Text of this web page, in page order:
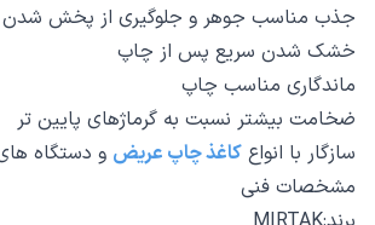
جذب مناسب جوهر و جلوگیری از پخش
خشک شدن سریع پس از چاپ
ماندگاری مناسب چاپ
ضخامت بیشتر نسبت به گرماژهای پایین تر
سازگار با انواع کاغذ چاپ عریض و دستگاه
مشخصات فنی